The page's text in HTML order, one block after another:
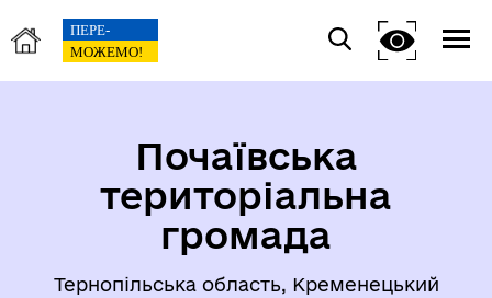
Почаївська
територіальна
громада
Тернопільська область, Кременецький